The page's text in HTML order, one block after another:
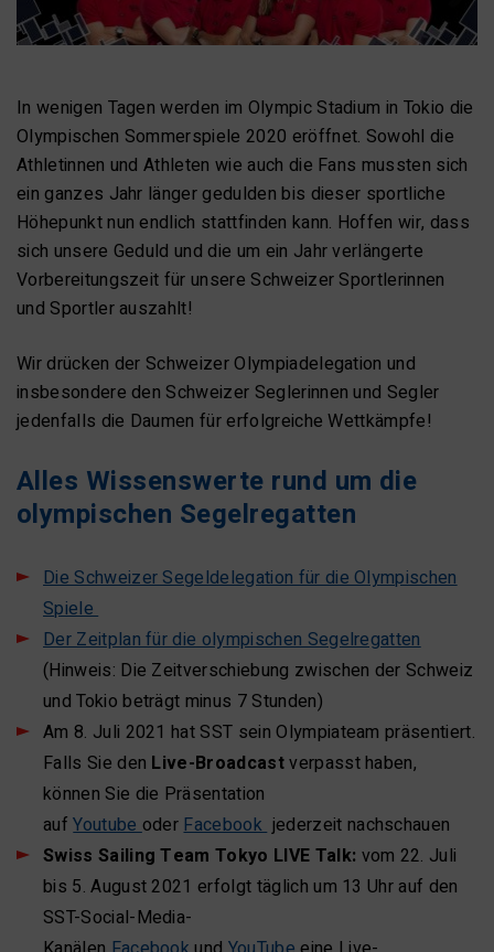
In wenigen Tagen werden im Olympic Stadium in Tokio die
Olympischen Sommerspiele 2020 eröffnet. Sowohl die
Athletinnen und Athleten wie auch die Fans mussten sich
ein ganzes Jahr länger gedulden bis dieser sportliche
Höhepunkt nun endlich stattfinden kann. Hoffen wir, dass
sich unsere Geduld und die um ein Jahr verlängerte
Vorbereitungszeit für unsere Schweizer Sportlerinnen
und Sportler auszahlt!
Wir drücken der Schweizer Olympiadelegation und
insbesondere den Schweizer Seglerinnen und Segler
jedenfalls die Daumen für erfolgreiche Wettkämpfe!
Alles Wissenswerte rund um die
olympischen Segelregatten
Die Schweizer Segeldelegation für die Olympischen
Spiele
Der Zeitplan für die olympischen Segelregatten
(Hinweis: Die Zeitverschiebung zwischen der Schweiz
und Tokio beträgt minus 7 Stunden)
Am 8. Juli 2021 hat SST sein Olympiateam präsentiert.
Falls Sie den Live-Broadcastverpasst haben,
können Sie die Präsentation
aufYoutubeoderFacebookjederzeit nachschauen
Swiss Sailing Team Tokyo LIVE Talk: vom 22. Juli
bis 5. August 2021 erfolgt täglich um 13 Uhr auf den
SST-Social-Media-